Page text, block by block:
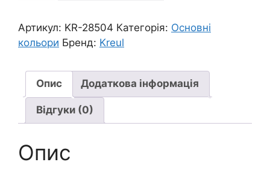
Greco
Kreul
ІНДІЙСЬКА
ЖОВТА
кількість
Артикул: KR-28504 Категорія: Основні
кольори Бренд: Kreul
Опис Додаткова інформація
Відгуки (0)
Опис